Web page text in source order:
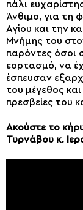
πάλι
Άνθιμο, για τη
Αγίου και την
Μνήμης του
παρόντες όσοι
εορτασμό, να
έσπευσαν
του μέγεθος
πρεσβείες του
Ακούστε το
Τυρνάβου κ.